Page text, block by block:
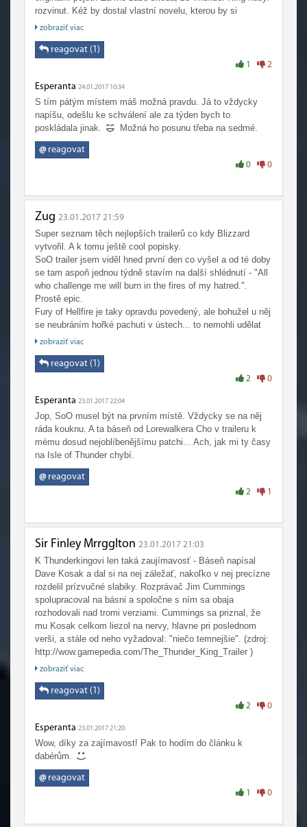
rozvinut. Kéž by dostal vlastní novelu, kterou by si
zasloužil.
tu vůbec nezahrnoval. Sice má několik dobrých okamžiků a
Gul'dan s Grommem jsou super ale... prostě je to jako celé
trailerů vlastně zase tolik není takže já bych ho trochu
pusunul.
Co se týče místa desátého vlastně jsem to ani jako trailer
nebral ale vlastně proč ne.
Je zajímavé pozorovat tu proměnu trailerů. První z nich byli
spíše vyprávění o místě/posledním bossovi. Doufám že
zobraziť viac
reagovat (1)
1 2
Esperanta 24.01.2017 10:34
S tím pátým místem máš možná pravdu. Já to vždycky
napíšu, odešlu ke schválení ale za týden bych to
poskládala jinak.
Možná ho posunu třeba na sedmé.
@reagovat
0 0
Zug 23.01.2017 21:59
Super seznam těch nejlepších trailerů co kdy Blizzard
vytvořil. A k tomu ještě cool popisky.
SoO trailer jsem viděl hned první den co vyšel a od té doby
se tam aspoň jednou týdně stavím na další shlédnutí - "All
who challenge me will burn in the fires of my hatred.".
Prostě epic.
Fury of Hellfire je taky opravdu povedený, ale bohužel u něj
se neubráním hořké pachuti v ústech... to nemohli udělat
pár questů, které by nám přiblížili to, jak Grommash
prostě nevysvětlitelně se z hlavního záporáka stane náš
Fall of the Lich King, který je prostě boží. "Let them come.
Frostmourne hungers. "
zobraziť viac
reagovat (1)
2 0
Esperanta 23.01.2017 22:04
Jop, SoO musel být na prvním místě. Vždycky se na něj
ráda kouknu. A ta báseň od Lorewalkera Cho v traileru k
mému dosud nejoblíbenějšímu patchi... Ach, jak mi ty časy
na Isle of Thunder chybí.
@reagovat
2 1
Sir Finley Mrrgglton 23.01.2017 21:03
K Thunderkingovi len taká zaujímavosť - Báseň napísal
Dave Kosak a dal si na nej záležať, nakoľko v nej precízne
rozdelil prízvučné slabiky. Rozprávač Jim Cummings
spolupracoval na básni a spoločne s ním sa obaja
rozhodovali nad tromi verziami. Cummings sa priznal, že
mu Kosak celkom liezol na nervy, hlavne pri poslednom
verši, a stále od neho vyžadoval: "niečo temnejšie". (zdroj:
http://wow.gamepedia.com/The_Thunder_King_Trailer )
zároveň hláška: "Chcete tu zostať? Zostanete tu naveky!
My vás tu pochováme." je tá najviac badass epic hláška
Zandalari. Zvučku z toho traileru som mal istý čas ako
zvonenie. (btw oba viem spamäti.);
zobraziť viac
reagovat (1)
2 0
Esperanta 23.01.2017 21:20
Wow, díky za zajímavost! Pak to hodím do článku k
dabérům.
@reagovat
1 0